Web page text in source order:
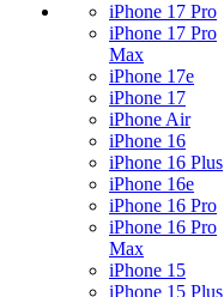
iPhone 17 Pro
iPhone 17 Pro
Max
iPhone 17e
iPhone 17
iPhone Air
iPhone 16
iPhone 16 Plus
iPhone 16e
iPhone 16 Pro
iPhone 16 Pro
Max
iPhone 15
iPhone 15 Plus